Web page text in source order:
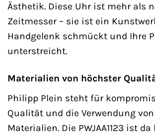
Ästhetik. Diese Uhr ist mehr als
Zeitmesser – sie ist ein
Handgelenk schmückt und Ihre
unterstreicht.
Materialien von höchster
Philipp Plein steht für
Qualität und die Verwendung
Materialien. Die PWJAA1123 ist